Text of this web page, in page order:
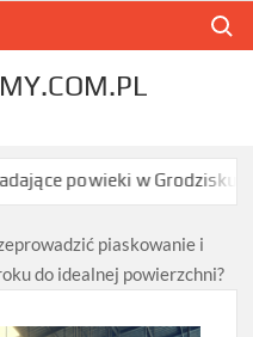
w Grodzisku
piaskowanie i
do idealnej powierzchni?